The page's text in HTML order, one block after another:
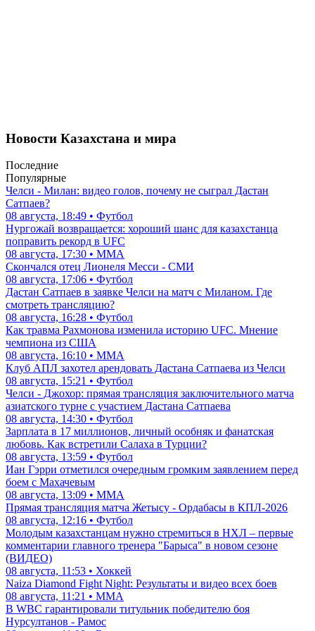
Новости Казахстана и мира
Последние
Популярные
Челси - Милан: видео голов, почему не сыграл Дастан
Сатпаев?
08 августа, 18:49 • Футбол
Нургожай возвращается: хороший шанс для казахстанца
поправить рекорд в UFC
08 августа, 17:30 • ММА
Скончался отец Лионеля Месси - СМИ
08 августа, 17:06 • Футбол
Дастан Сатпаев в заявке Челси на матч с Миланом. Где
смотреть трансляцию?
08 августа, 16:28 • Футбол
Как травма Рахмонова изменила историю UFC. Мнение
чемпиона из США
08 августа, 16:10 • ММА
Клуб АПЛ захотел арендовать Дастана Сатпаева из Челси
08 августа, 15:21 • Футбол
Челси - Джохор: прямая трансляция заключительного матча
азиатского турне с участием Дастана Сатпаева
08 августа, 14:30 • Футбол
Зарплата в 17 миллионов, личный особняк и фанатская
любовь. Как встретили Салаха в Турции?
08 августа, 13:59 • Футбол
Иан Гэрри отметился очередным громким заявлением перед
боем с Махачевым
08 августа, 13:09 • ММА
Прямая трансляция матча Жетысу - Ордабасы в КПЛ-2026
08 августа, 12:16 • Футбол
Молодым казахстанцам нужно стремиться в НХЛ – первые
комментарии главного тренера "Барыса" в новом сезоне
(ВИДЕО)
08 августа, 11:53 • Хоккей
Naiza Diamond Fight Night: Результаты и видео всех боев
08 августа, 11:21 • ММА
В WBC гарантировали титульник победителю боя
Нурсултанов - Рамос